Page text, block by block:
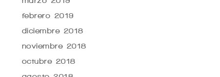
febrero 2019
diciembre 2018
noviembre 2018
octubre 2018